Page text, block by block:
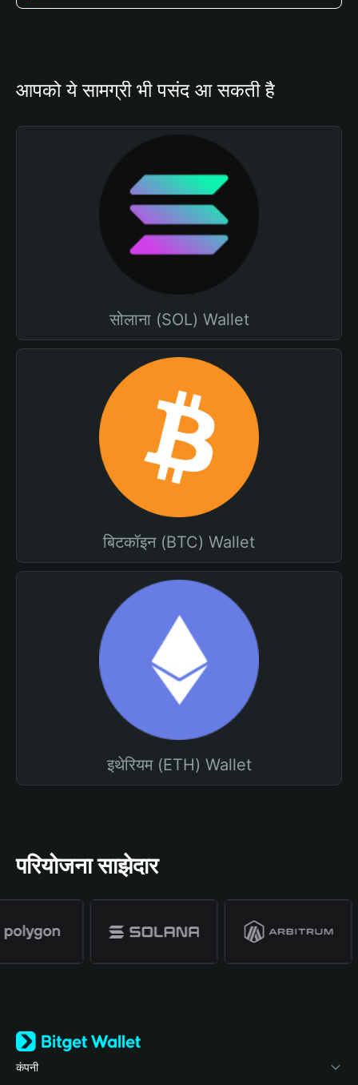
आपको ये सामग्री भी पसंद आ सकती है
सोलाना (SOL) Wallet
बिटकॉइन (BTC) Wallet
इथेरियम (ETH) Wallet
परियोजना साझेदार
कंपनी